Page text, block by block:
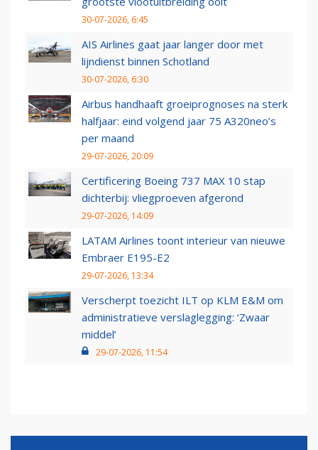
30-07-2026, 6:45
AIS Airlines gaat jaar langer door met
lijndienst binnen Schotland
30-07-2026, 6:30
Airbus handhaaft groeiprognoses na sterk
halfjaar: eind volgend jaar 75 A320neo’s
per maand
29-07-2026, 20:09
Certificering Boeing 737 MAX 10 stap
dichterbij: vliegproeven afgerond
29-07-2026, 14:09
LATAM Airlines toont interieur van nieuwe
Embraer E195-E2
29-07-2026, 13:34
Verscherpt toezicht ILT op KLM E&M om
administratieve verslaglegging: ‘Zwaar
middel’
29-07-2026, 11:54